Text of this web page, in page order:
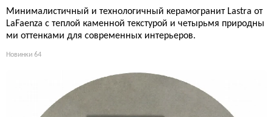
Минималистичный и технологичный керамогранит Lastra от
LaFaenza с теплой каменной текстурой и четырьмя природны
ми оттенками для современных интерьеров.
Новинки 64